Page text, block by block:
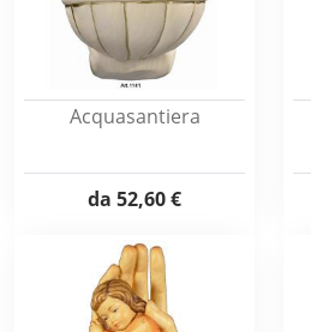
Acquasantiera
da 52,60 €